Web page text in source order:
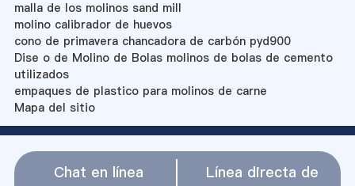
malla de los molinos sand mill
molino calibrador de huevos
cono de primavera chancadora de carbón pyd900
Dise o de Molino de Bolas molinos de bolas de cemento
utilizados
empaques de plastico para molinos de carne
Mapa del sitio
Chat en línea Línea directa de